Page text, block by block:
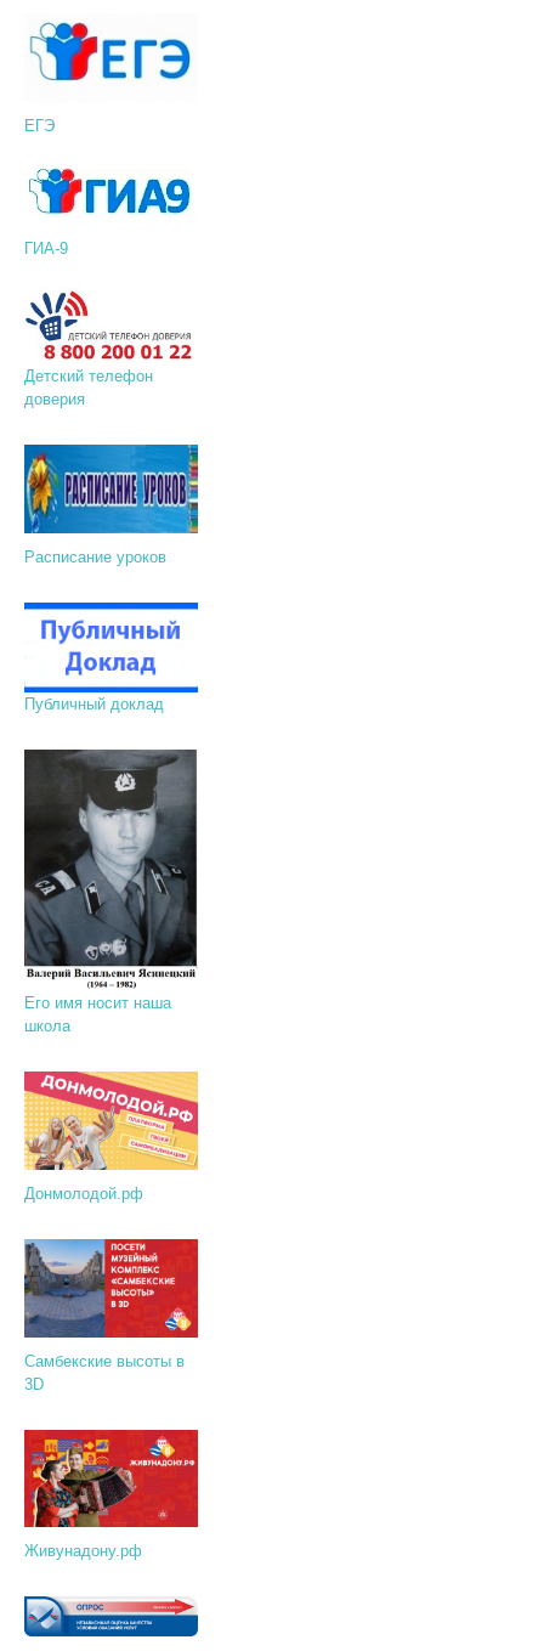
ЕГЭ
ГИА-9
Детский телефон
доверия
Расписание уроков
Публичный доклад
Его имя носит наша
школа
Донмолодой.рф
Самбекские высоты в
3D
Живунадону.рф